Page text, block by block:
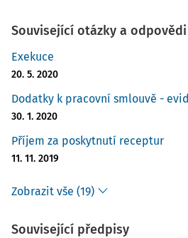
Související otázky a odpovědi
Exekuce
20. 5. 2020
Dodatky k pracovní smlouvě -
30. 1. 2020
Příjem za poskytnutí receptur
11. 11. 2019
Zobrazit vše (19)
Související předpisy